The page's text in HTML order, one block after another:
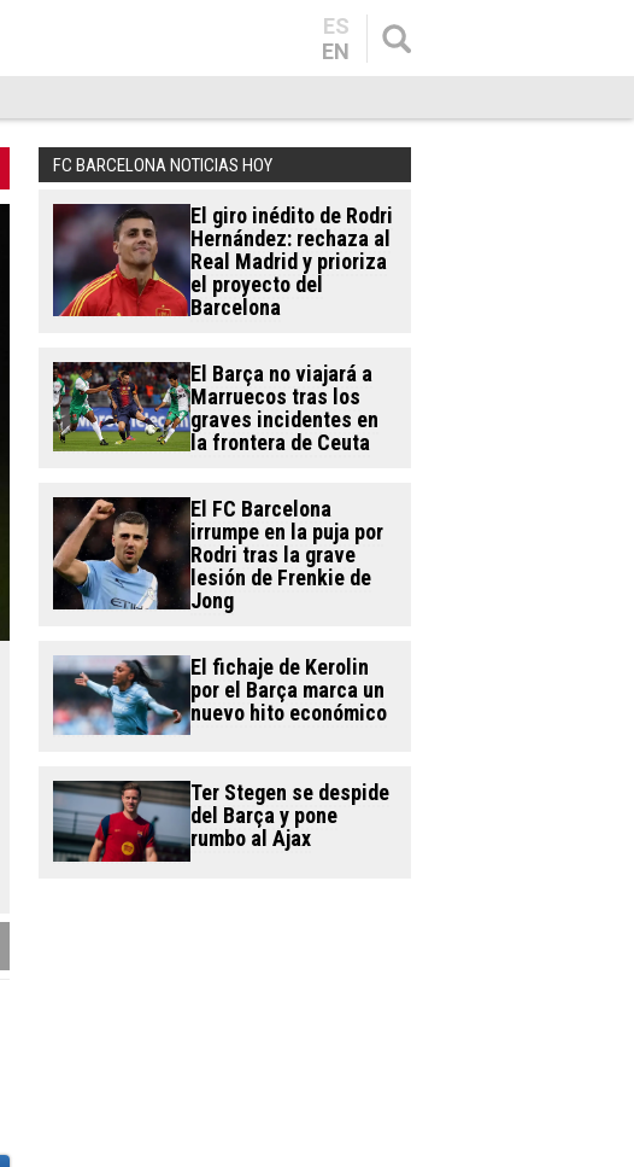
ES
EN
FC BARCELONA NOTICIAS HOY
El giro inédito de Rodri
Hernández: rechaza al
Real Madrid y prioriza
el proyecto del
Barcelona
El Barça no viajará a
Marruecos tras los
graves incidentes en
la frontera de Ceuta
El FC Barcelona
irrumpe en la puja por
Rodri tras la grave
lesión de Frenkie de
Jong
El fichaje de Kerolin
por el Barça marca un
nuevo hito económico
Ter Stegen se despide
del Barça y pone
rumbo al Ajax